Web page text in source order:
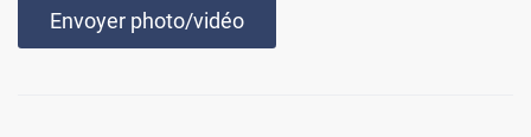
Envoyer photo/vidéo